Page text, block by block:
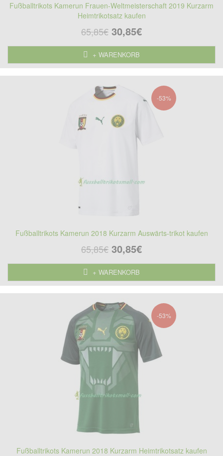
Fußballtrikots Kamerun Frauen-Weltmeisterschaft 2019 Kurzarm
Heimtrikotsatz kaufen
65,85€ 30,85€
+ WARENKORB
-53%
Fußballtrikots Kamerun 2018 Kurzarm Auswärts-trikot kaufen
65,85€ 30,85€
+ WARENKORB
-53%
Fußballtrikots Kamerun 2018 Kurzarm Heimtrikotsatz kaufen